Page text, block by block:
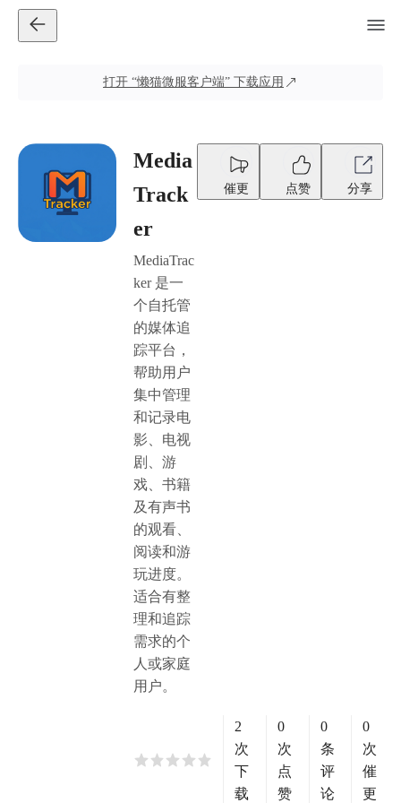
打开 “懒猫微服客户端” 下载应用
Media
Track
er
MediaTrac
ker 是一
个自托管
的媒体追
踪平台，
帮助用户
集中管理
和记录电
影、电视
剧、游
戏、书籍
及有声书
的观看、
阅读和游
玩进度。
适合有整
理和追踪
需求的个
人或家庭
用户。
催更 点赞 分享
2
次
下
载
0
次
点
赞
0
条
评
论
0
次
催
更